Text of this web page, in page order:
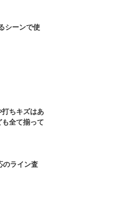
シーンで使
打ちキズはあ
全て揃って
のライン査